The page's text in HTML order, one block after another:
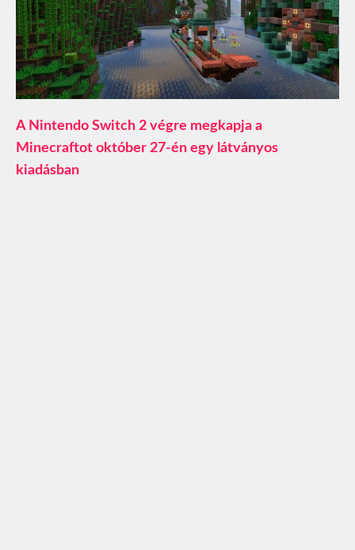
A Nintendo Switch 2 végre megkapja a
Minecraftot október 27-én egy látványos
kiadásban